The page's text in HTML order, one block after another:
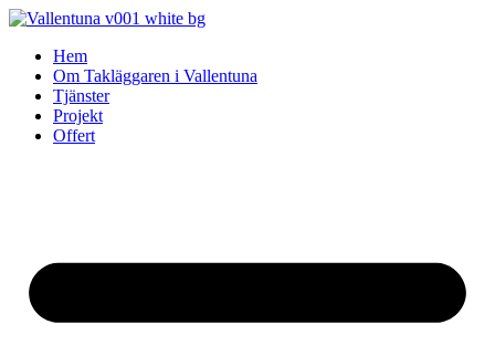
Skip
contentHem
Om Takläggaren i Vallentuna
Tjänster
Projekt
Offert